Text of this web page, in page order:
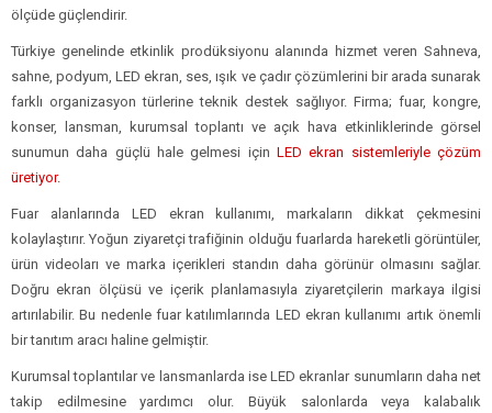
ölçüde güçlendirir.
Türkiye genelinde etkinlik prodüksiyonu alanında hizmet veren Sahneva,
sahne, podyum, LED ekran, ses, ışık ve çadır çözümlerini bir arada sunarak
farklı organizasyon türlerine teknik destek sağlıyor. Firma; fuar, kongre,
konser, lansman, kurumsal toplantı ve açık hava etkinliklerinde görsel
sunumun daha güçlü hale gelmesi için LED ekran sistemleriyle çözüm
üretiyor.
Fuar alanlarında LED ekran kullanımı, markaların dikkat çekmesini
kolaylaştırır. Yoğun ziyaretçi trafiğinin olduğu fuarlarda hareketli görüntüler,
ürün videoları ve marka içerikleri standın daha görünür olmasını sağlar.
Doğru ekran ölçüsü ve içerik planlamasıyla ziyaretçilerin markaya ilgisi
artırılabilir. Bu nedenle fuar katılımlarında LED ekran kullanımı artık önemli
bir tanıtım aracı haline gelmiştir.
Kurumsal toplantılar ve lansmanlarda ise LED ekranlar sunumların daha net
takip edilmesine yardımcı olur. Büyük salonlarda veya kalabalık